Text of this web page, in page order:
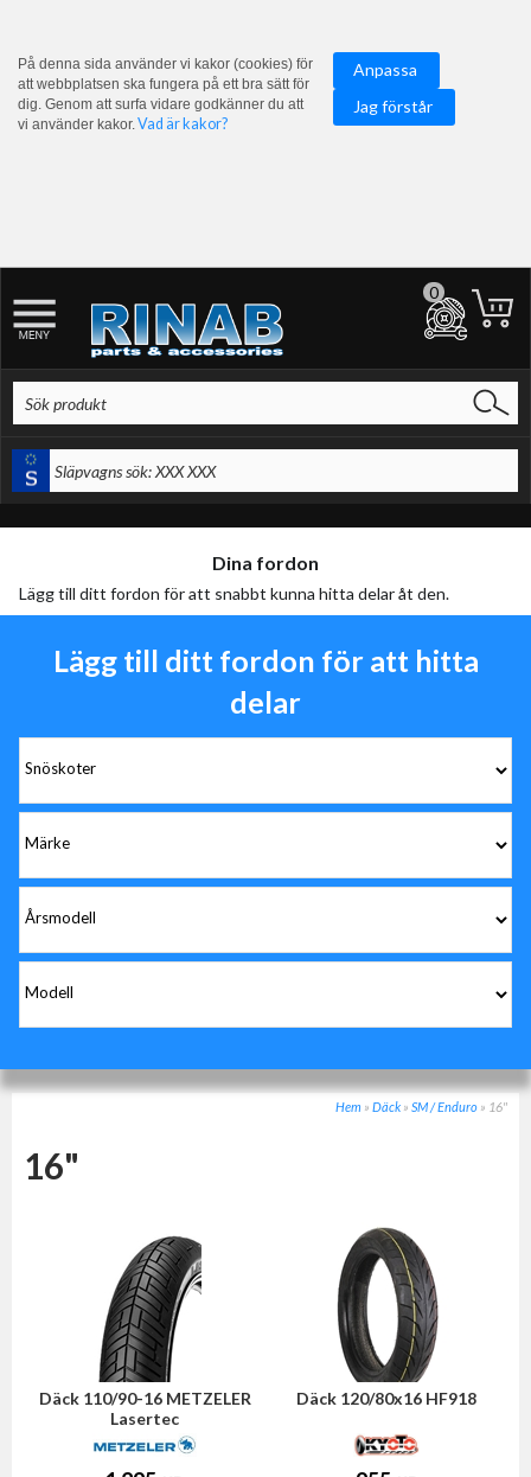
På denna sida använder vi kakor (cookies) för
att webbplatsen ska fungera på ett bra sätt för
dig. Genom att surfa vidare godkänner du att
vi använder kakor.Vad är kakor?
Anpassa
Jag förstår
0
Dina fordon
Lägg till ditt fordon för att snabbt kunna hitta delar åt den.
Lägg till ditt fordon för att hitta
delar
Hem » Däck » SM / Enduro » 16"
16"
Däck 110/90-16 METZELER
Lasertec
Däck 120/80x16 HF918